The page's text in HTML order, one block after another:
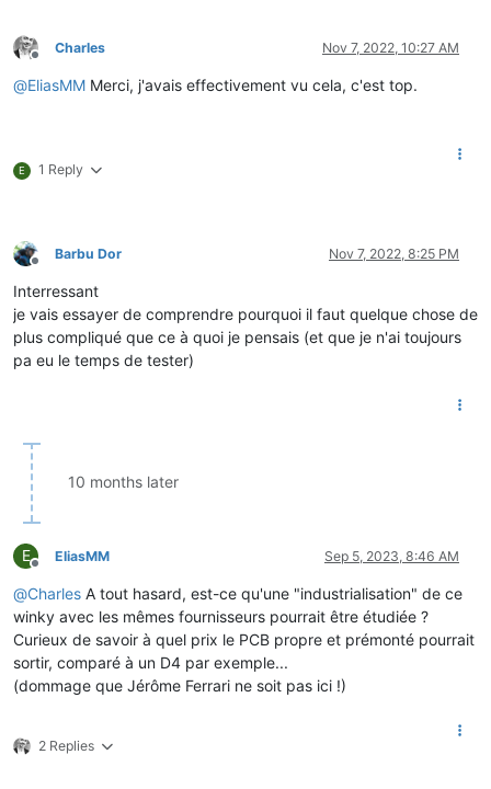
Offline
Charles Nov 7, 2022, 10:27 AM
@EliasMM Merci, j'avais effectivement vu cela, c'est top.
E 1 Reply
Offline
Barbu Dor Nov 7, 2022, 8:25 PM
Interressant
je vais essayer de comprendre pourquoi il faut quelque chose de
plus compliqué que ce à quoi je pensais (et que je n'ai toujours
pa eu le temps de tester)
10 months later
E
Offline
EliasMM Sep 5, 2023, 8:46 AM
@Charles A tout hasard, est-ce qu'une "industrialisation" de ce
winky avec les mêmes fournisseurs pourrait être étudiée ?
Curieux de savoir à quel prix le PCB propre et prémonté pourrait
sortir, comparé à un D4 par exemple...
(dommage que Jérôme Ferrari ne soit pas ici !)
2 Replies